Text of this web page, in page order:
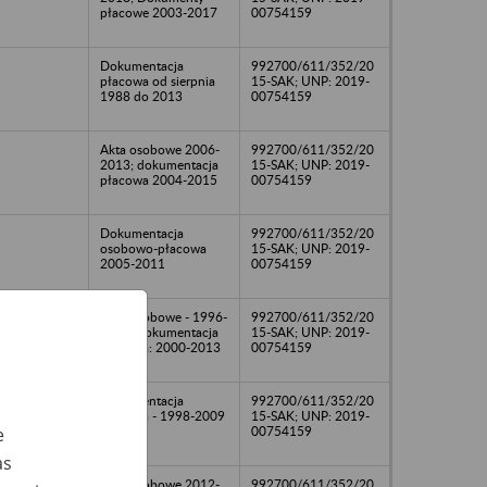
płacowe 2003-2017
00754159
Dokumentacja
płacowa od sierpnia
1988 do 2013
992700/611/352/20
15-SAK; UNP: 2019-
00754159
Akta osobowe 2006-
2013; dokumentacja
płacowa 2004-2015
992700/611/352/20
15-SAK; UNP: 2019-
00754159
Dokumentacja
osobowo-płacowa
2005-2011
992700/611/352/20
15-SAK; UNP: 2019-
00754159
Akta osobowe - 1996-
2014; dokumentacja
płacowa: 2000-2013
992700/611/352/20
15-SAK; UNP: 2019-
00754159
Dokumentacja
płacowa - 1998-2009
992700/611/352/20
15-SAK; UNP: 2019-
00754159